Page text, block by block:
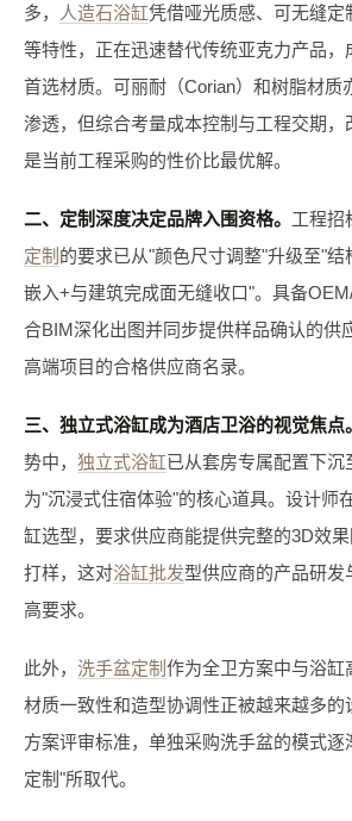
多，
人造石浴缸凭借哑光质感、可无缝定
等特性，正在迅速替代传统亚克力产品，
首选材质。可丽耐（Corian）和树脂材质
渗透，但综合考量成本控制与工程交期，
是当前工程采购的性价比最优解。
二、定制深度决定品牌入围资格。 工程招
定制 的要求已从"颜色尺寸调整"升级至"
嵌入+与建筑完成面无缝收口"。具备
合BIM深化出图并同步提供样品确认的供
高端项目的合格供应商名录。
三、独立式浴缸成为酒店卫浴的视觉焦点。
势中， 独立式浴缸已从套房专属配置下沉
为"沉浸式住宿体验"的核心道具。设计师
缸选型，要求供应商能提供完整的3D效
打样，这对浴缸批发型供应商的产品研发
高要求。
此外， 洗手盆定制作为全卫方案中与浴缸
材质一致性和造型协调性正被越来越多的
方案评审标准，单独采购洗手盆的模式
定制"所取代。